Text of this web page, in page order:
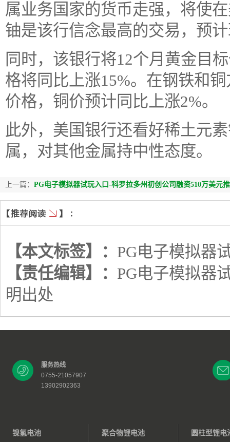
属业务国家的货币走强，将使
铀是该行信念最高的交易，预
同时，该银行将12个月黄金目
格将同比上涨15%。在钢铁和
价格，铜价预计同比上涨2%。
此外，美国银行还看好稀土元
属，对其他金属持中性态度。
上一篇： PG电子模拟器试玩入口-科罗拉多州初创公司融资510万美元
【本文标签】： PG电子模拟器
【责任编辑】： PG电子模拟器
明出处
服务热线
0755-21057907
13902902363
镍氢电池 聚合物锂电池 圆柱型锂电